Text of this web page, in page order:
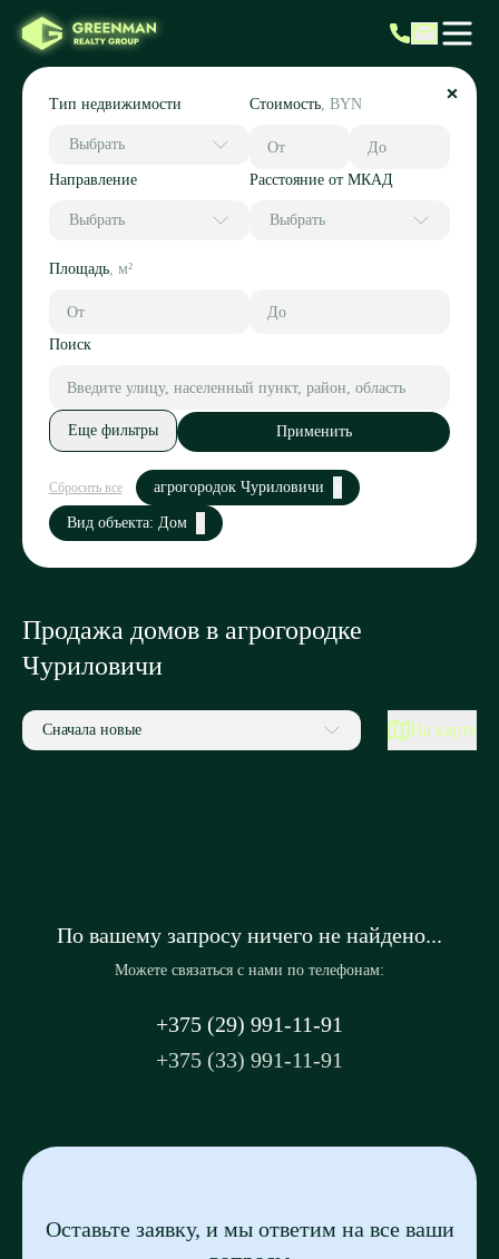
Тип недвижимости
Выбрать
Стоимость, BYN
Направление
Выбрать
Расстояние от МКАД
Выбрать
Площадь, м²
Поиск
Еще фильтры Применить
Сбросить все агрогородок Чуриловичи
Вид объекта: Дом
Продажа домов в агрогородке
Чуриловичи
Сначала новые На карте
По вашему запросу ничего не найдено...
Можете связаться с нами по телефонам:
+375 (29) 991-11-91
+375 (33) 991-11-91
Оставьте заявку, и мы ответим на все ваши